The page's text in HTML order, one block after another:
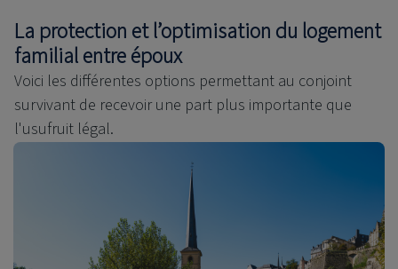
La protection et l’optimisation du logement
familial entre époux
Voici les différentes options permettant au conjoint
survivant de recevoir une part plus importante que
l'usufruit légal.